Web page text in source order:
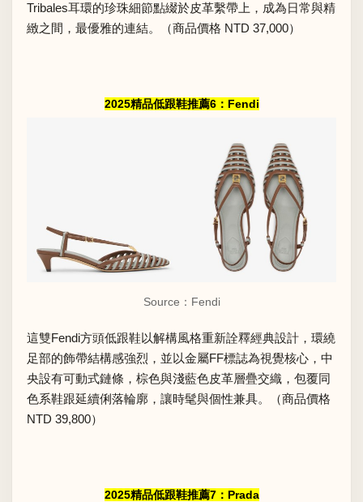
Tribales耳環的珍珠細節點綴於皮革繫帶上，成為日常與精
緻之間，最優雅的連結。（商品價格 NTD 37,000）
2025精品低跟鞋推薦6：Fendi
Source：Fendi
這雙Fendi方頭低跟鞋以解構風格重新詮釋經典設計，環繞
足部的飾帶結構感強烈，並以金屬FF標誌為視覺核心，中
央設有可動式鏈條，棕色與淺藍色皮革層疊交織，包覆同
色系鞋跟延續俐落輪廓，讓時髦與個性兼具。（商品價格
NTD 39,800）
2025精品低跟鞋推薦7：Prada